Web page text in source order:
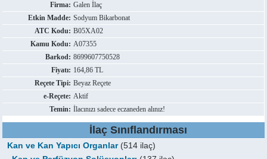
Firma: Galen İlaç
Etkin Madde: Sodyum Bikarbonat
ATC Kodu: B05XA02
Kamu Kodu: A07355
Barkod: 8699607750528
Fiyatı: 164,86 TL
Reçete Tipi: Beyaz Reçete
e-Reçete: Aktif
Temin: İlacınızı sadece eczaneden alınız!
İlaç Sınıflandırması
Kan ve Kan Yapıcı Organlar(514 ilaç)